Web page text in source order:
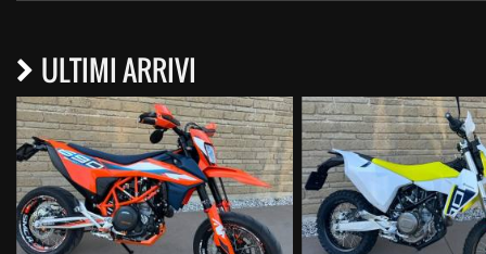
ULTIMI ARRIVI